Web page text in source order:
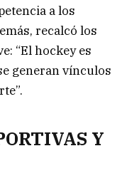
a los
recalcó los
“El hockey es
generan vínculos
Y